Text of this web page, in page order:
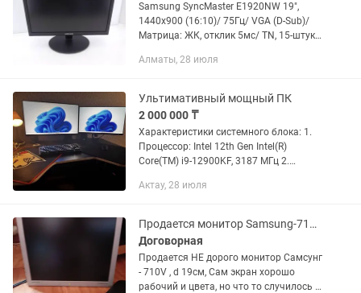
Samsung SyncMaster E1920NW 19",
1440x900 (16:10)/ 75Гц/ VGA (D-Sub)/
Матрица: ЖК, отклик 5мс/ TN, 15-штук.
Алматы, 28 июля
Ультимативный мощный ПК
2 000 000 ₸
Характеристики системного блока: 1.
Процессор: Intel 12th Gen Intel(R)
Core(TM) i9-12900KF, 3187 МГц 2.
Gaming WiFi 3. Видеокарта: GeForce
Актау, 28 июля
Продается монитор Samsung-710V (б/у)
Договорная
Продается НЕ дорого монитор Самсунг
- 710V , d 19см, Сам экран хорошо
рабочий и цвета, но что то случилось -